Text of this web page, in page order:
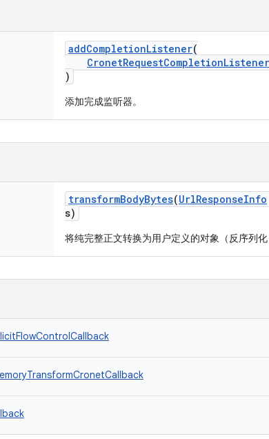
addCompletionListener(
CronetRequestCompletionListener
)
添加完成监听器。
transformBodyBytes(UrlResponseInfo
s)
将纯完整正文转换为用户定义的对象（反序列化